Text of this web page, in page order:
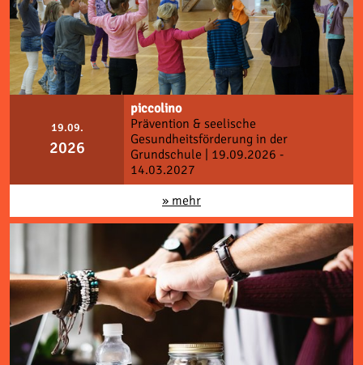
19.09.
2026
piccolino
Prävention & seelische
Gesundheitsförderung in der
Grundschule | 19.09.2026 -
14.03.2027
» mehr